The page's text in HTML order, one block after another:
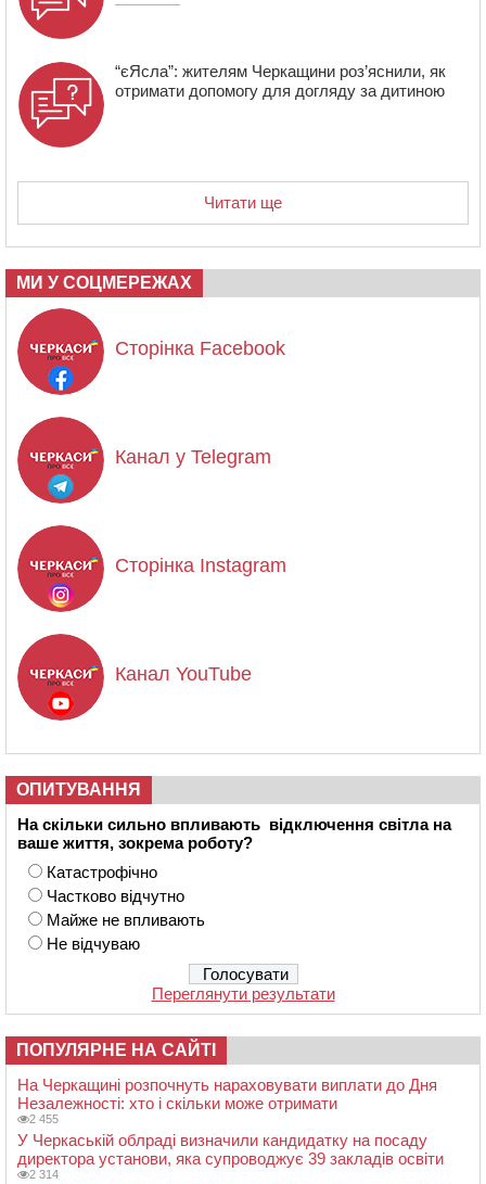
“єЯсла”: жителям Черкащини роз’яснили, як
отримати допомогу для догляду за дитиною
Читати ще
МИ У СОЦМЕРЕЖАХ
Сторінка Facebook
Канал у Telegram
Сторінка Instagram
Канал YouTube
ОПИТУВАННЯ
На скільки сильно впливають відключення світла на
ваше життя, зокрема роботу?
Катастрофічно
Частково відчутно
Майже не впливають
Не відчуваю
Переглянути результати
ПОПУЛЯРНЕ НА САЙТІ
На Черкащині розпочнуть нараховувати виплати до Дня
Незалежності: хто і скільки може отримати
2 455
У Черкаській облраді визначили кандидатку на посаду
директора установи, яка супроводжує 39 закладів освіти
2 314